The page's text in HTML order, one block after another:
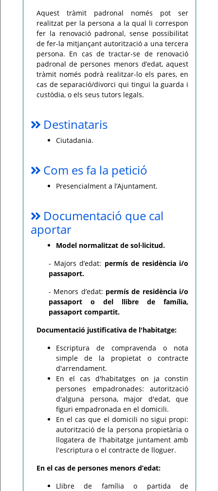
Aquest tràmit padronal només pot ser
realitzat per la persona a la qual li correspon
fer la renovació padronal, sense possibilitat
de fer-la mitjançant autorització a una tercera
persona. En cas de tractar-se de renovació
padronal de persones menors d’edat, aquest
tràmit només podrà realitzar-lo els pares, en
cas de separació/divorci qui tingui la guarda i
custòdia, o els seus tutors legals.
Destinataris
Ciutadania.
Com es fa la petició
Presencialment a l’Ajuntament.
Documentació que cal
aportar
Model normalitzat de sol·licitud.
- Majors d’edat: permís de residència i/o
passaport.
- Menors d’edat: permís de residència i/o
passaport o del llibre de família,
passaport compartit.
Documentació justificativa de l'habitatge:
Escriptura de compravenda o nota
simple de la propietat o contracte
d'arrendament.
En el cas d'habitatges on ja constin
persones empadronades: autorització
d'alguna persona, major d'edat, que
figuri empadronada en el domicili.
En el cas que el domicili no sigui propi:
autorització de la persona propietària o
llogatera de l'habitatge juntament amb
l'escriptura o el contracte de lloguer.
En el cas de persones menors d’edat:
Llibre de família o partida de